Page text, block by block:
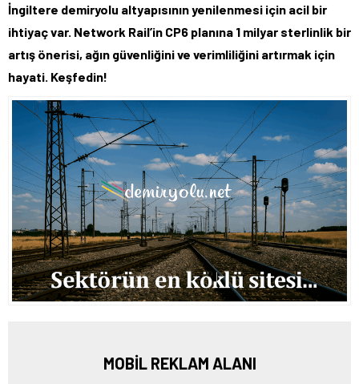
İngiltere demiryolu altyapısının yenilenmesi için acil bir
ihtiyaç var. Network Rail’in CP6 planına 1 milyar sterlinlik bir
artış önerisi, ağın güvenliğini ve verimliliğini artırmak için
hayati. Keşfedin!
MOBİL REKLAM ALANI